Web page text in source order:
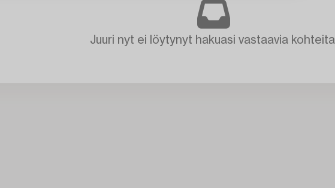
Juuri nyt ei löytynyt hakuasi vastaavia kohteita.